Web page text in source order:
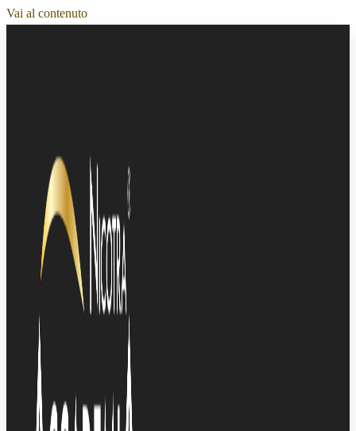
Vai al contenuto